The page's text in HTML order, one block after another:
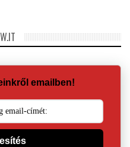
emailben!